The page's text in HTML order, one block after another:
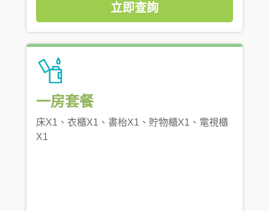
立即查詢
一房套餐
床X1、衣櫃X1、書枱X1、貯物櫃X1、電視櫃
X1